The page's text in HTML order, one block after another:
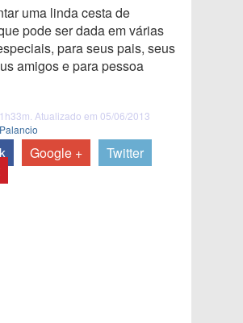
uma linda cesta de
pode ser dada em várias
para seus pais, seus
amigos e para pessoa
Atualizado em 05/06/2013
Palancio
Google +
Twitter